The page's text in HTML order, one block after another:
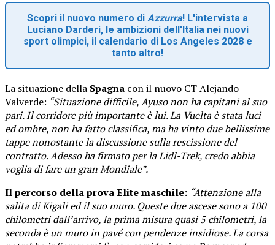
Scopri il nuovo numero di Azzurra! L'intervista a
Luciano Darderi, le ambizioni dell'Italia nei nuovi
sport olimpici, il calendario di Los Angeles 2028 e
tanto altro!
La situazione della Spagna con il nuovo CT Alejando
Valverde: “Situazione difficile, Ayuso non ha capitani al suo
pari. Il corridore più importante è lui. La Vuelta è stata luci
ed ombre, non ha fatto classifica, ma ha vinto due bellissime
tappe nonostante la discussione sulla rescissione del
contratto. Adesso ha firmato per la Lidl-Trek, credo abbia
voglia di fare un gran Mondiale”.
Il percorso della prova Elite maschile: “Attenzione alla
salita di Kigali ed il suo muro. Queste due ascese sono a 100
chilometri dall’arrivo, la prima misura quasi 5 chilometri, la
seconda è un muro in pavé con pendenze insidiose. La corsa